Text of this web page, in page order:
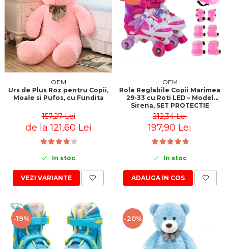
OEM
Urs de Plus Roz pentru Copii,
Moale si Pufos, cu Fundita
157,27 Lei
de la 121,60 Lei
In stoc
VEZI VARIANTE
OEM
Role Reglabile Copii Marimea
29-33 cu Roti LED – Model
Sirena, SET PROTECTIE
INCLUS
212,34 Lei
197,90 Lei
In stoc
ADAUGA IN COS
-19% -20%